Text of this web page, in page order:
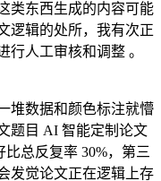
类东西生成的内容可能
逻辑的处所，我有次正
行人工审核和调整 。
数据和颜色标注就懵
题目 AI 智能定制论文
总反复率 30%，第三
发觉论文正在逻辑上存